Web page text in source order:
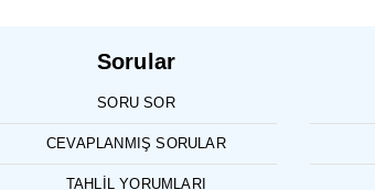
Sorular
SORU SOR
CEVAPLANMIŞ SORULAR
TAHLIL YORUMLARI